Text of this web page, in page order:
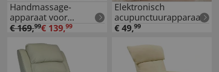
Handmassage-
apparaat voor
druktherapie
€169,99€ 139,99
Elektronisch
acupunctuurapparaat
€ 49,99